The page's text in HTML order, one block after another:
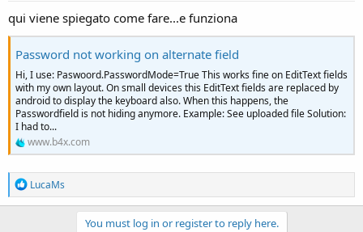
qui viene spiegato come fare...e funziona
Password not working on alternate field
Hi, I use: Paswoord.PasswordMode=True This works fine on EditText fields
with my own layout. On small devices this EditText fields are replaced by
android to display the keyboard also. When this happens, the
Passwordfield is not hiding anymore. Example: See uploaded file Solution:
I had to...
www.b4x.com
R
e
a
LucaMs
You must log in or register to reply here.